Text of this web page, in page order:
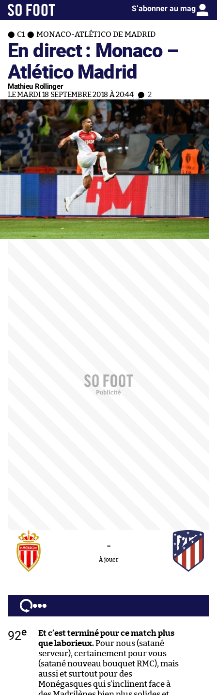
S’abonner au mag
C1 MONACO-ATLÉTICO DE MADRID
En direct : Monaco –
Atlético Madrid
Mathieu Rollinger
LE MARDI 18 SEPTEMBRE 2018 À 20:44 2
-
À jouer
92e
Et c’est terminé pour ce match plus
que laborieux.Pour nous (satané
serveur), certainement pour vous
(satané nouveau bouquet RMC), mais
aussi et surtout pour des
Monégasques qui s’inclinent face à